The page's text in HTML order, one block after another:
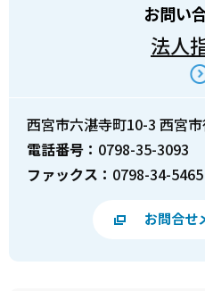
お問い
法人
西宮市六湛寺町10-3 西宮
電話番号： 0798-35-3093
ファックス： 0798-34-5465
お問合せ